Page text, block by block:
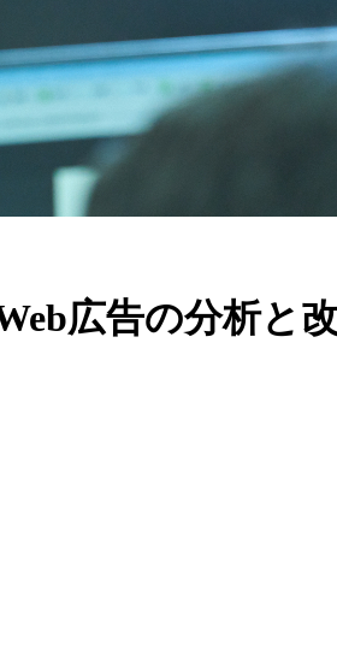
広告の分析と